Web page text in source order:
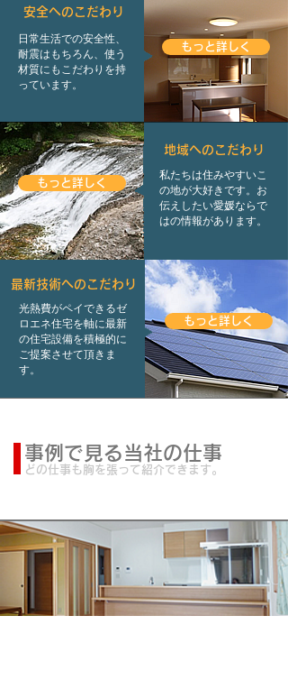
どの仕事も胸を張って紹介できます。
事例で見る当社の仕事
もっと詳しく
地域へのこだわり
私たちは住みやすいこ
の地が大好きです。お
伝えしたい愛媛ならで
はの情報があります。
もっと詳しく
安全へのこだわり
日常生活での安全性、
耐震はもちろん、使う
材質にもこだわりを持
っています。
もっと詳しく
最新技術へのこだわり
光熱費がペイできるゼ
ロエネ住宅を軸に最新
の住宅設備を積極的に
ご提案させて頂きま
す。